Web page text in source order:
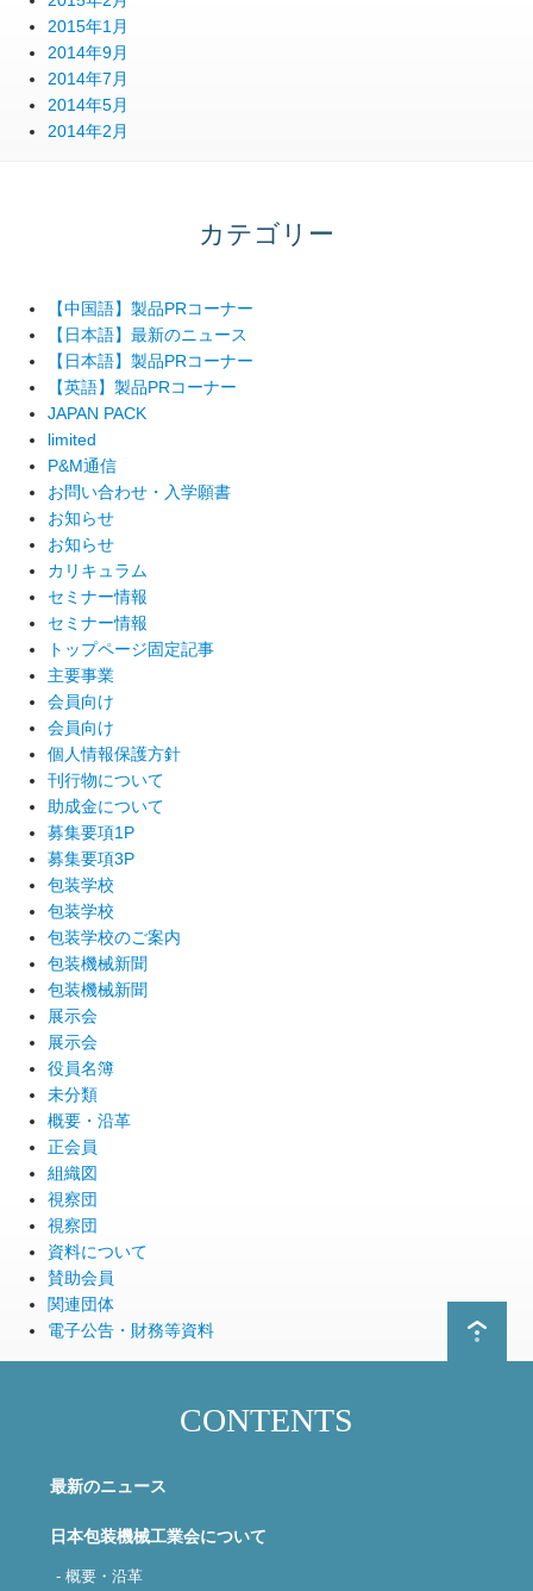
2015年1月
2014年9月
2014年7月
2014年5月
2014年2月
カテゴリー
【中国語】製品PRコーナー
【日本語】最新のニュース
【日本語】製品PRコーナー
【英語】製品PRコーナー
JAPAN PACK
limited
P&M通信
お問い合わせ・入学願書
お知らせ
お知らせ
カリキュラム
セミナー情報
セミナー情報
トップページ固定記事
主要事業
会員向け
会員向け
個人情報保護方針
刊行物について
助成金について
募集要項1P
募集要項3P
包装学校
包装学校
包装学校のご案内
包装機械新聞
包装機械新聞
展示会
展示会
役員名簿
未分類
概要・沿革
正会員
組織図
視察団
視察団
資料について
賛助会員
関連団体
電子公告・財務等資料
CONTENTS
最新のニュース
日本包装機械工業会について
- 概要・沿革